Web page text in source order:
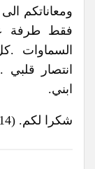
ومعاناتكم
فقط طرفة
السماوات
انتصار قلبي
ابني.
شكرا لكم. (2/11/2014)